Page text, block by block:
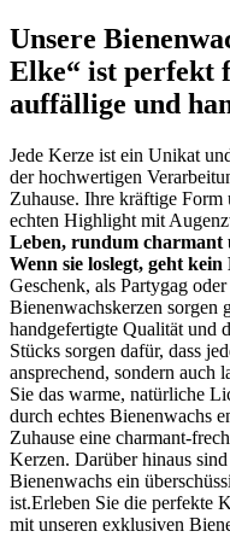
Unsere
Elke“ ist perfekt
auffällige und
Jede Kerze ist ein Unikat
der hochwertigen
Zuhause. Ihre kräftige Form
echten Highlight mit
Leben, rundum
Wenn sie loslegt, geht
Geschenk, als Partygag
Bienenwachskerzen sorgen
handgefertigte Qualität und
Stücks sorgen dafür, dass
ansprechend, sondern auch
Sie das warme, natürliche
durch echtes Bienenwachs
Zuhause eine charmant-
Kerzen. Darüber hinaus
Bienenwachs ein
ist.Erleben Sie die perfekte
mit unseren exklusiven